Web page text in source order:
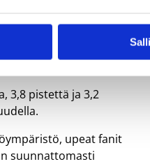
Kuva: Ville
3,8 pistettä ja 3,2
upeat fanit
suunnattomasti